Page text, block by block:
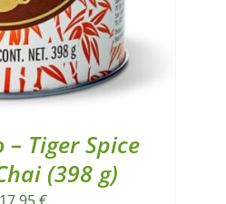
– Tiger Spice
(398 g)